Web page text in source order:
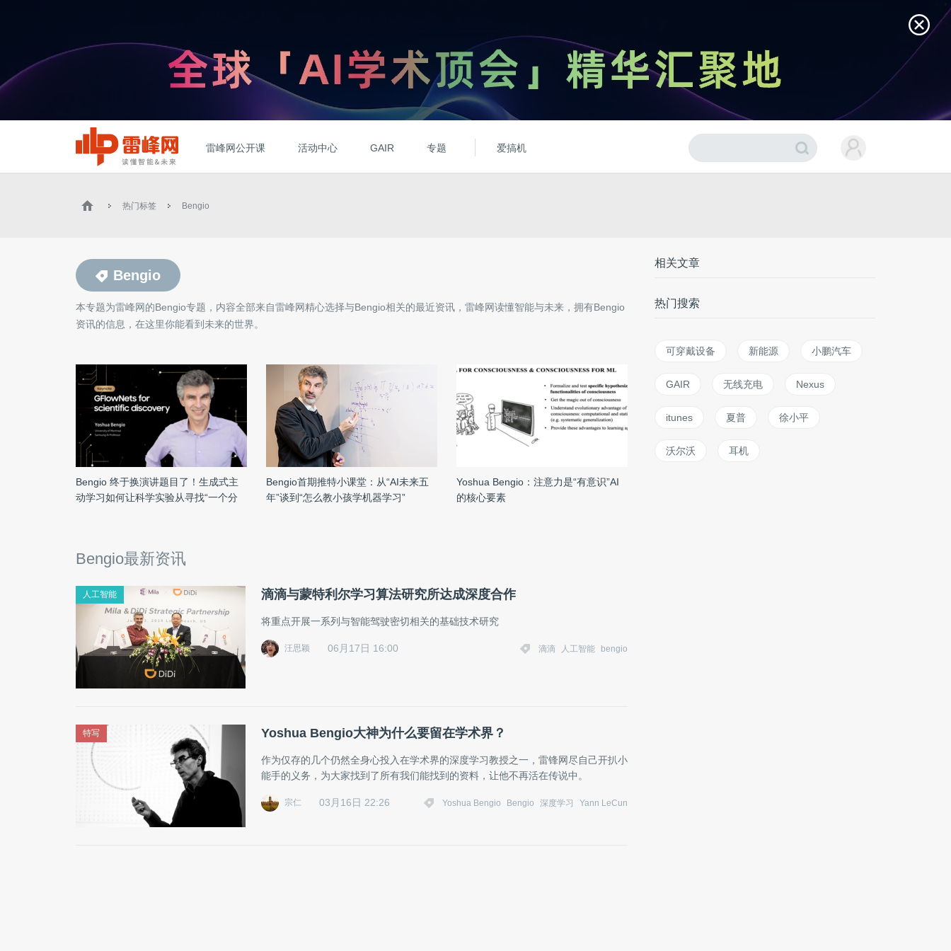
雷峰网公开课 活动中心 GAIR 专题 爱搞机
热门标签 Bengio
Bengio
本专题为雷峰网的Bengio专题，内容全部来自雷峰网精心选择与Bengio相关的最近资讯，雷峰网读懂智能与未来，拥有Bengio
资讯的信息，在这里你能看到未来的世界。
Bengio 终于换演讲题目了！生成式主
动学习如何让科学实验从寻找“一个分
Bengio首期推特小课堂：从“AI未来五
年”谈到“怎么教小孩学机器学习”
Yoshua Bengio：注意力是“有意识”AI
的核心要素
Bengio最新资讯
人工智能 滴滴与蒙特利尔学习算法研究所达成深度合作
将重点开展一系列与智能驾驶密切相关的基础技术研究
汪思颖 06月17日 16:00 滴滴 人工智能 bengio
特写 Yoshua Bengio大神为什么要留在学术界？
作为仅存的几个仍然全身心投入在学术界的深度学习教授之一，雷锋网尽自己开扒小
能手的义务，为大家找到了所有我们能找到的资料，让他不再活在传说中。
宗仁 03月16日 22:26 Yoshua Bengio Bengio 深度学习 Yann LeCun
相关文章
热门搜索
可穿戴设备 新能源 小鹏汽车
GAIR 无线充电 Nexus
itunes 夏普 徐小平
沃尔沃 耳机